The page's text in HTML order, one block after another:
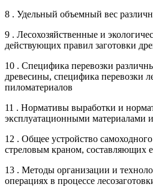
8 . Удельный объемный вес
9 . Лесохозяйственные и
действующих правил заготовки
10 . Специфика перевозки
древесины, специфика перевозки
пиломатериалов
11 . Нормативы выработки и
эксплуатационными материалами
12 . Общее устройство
стреловым краном, составляющих
13 . Методы организации и
операциях в процессе